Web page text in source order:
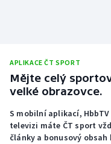
APLIKACE ČT SPORT
Mějte celý
velké obrazovce.
S mobilní aplikací,
televizi máte ČT sport
články a bonusový